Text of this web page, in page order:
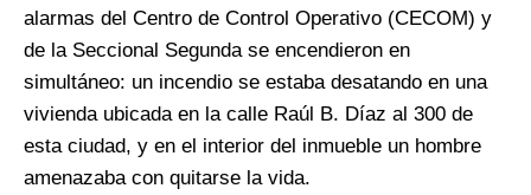
alarmas del Centro de Control Operativo (CECOM) y
de la Seccional Segunda se encendieron en
simultáneo: un incendio se estaba desatando en una
vivienda ubicada en la calle Raúl B. Díaz al 300 de
esta ciudad, y en el interior del inmueble un hombre
amenazaba con quitarse la vida.